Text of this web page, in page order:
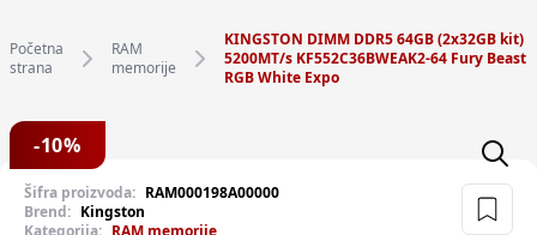
Početna
strana
RAM
memorije
KINGSTON DIMM DDR5 64GB (2x32GB kit)
5200MT/s KF552C36BWEAK2-64 Fury Beast
RGB White Expo
-10%
Šifra proizvoda: RAM000198A00000
Brend: Kingston
Kategorija: RAM memorije